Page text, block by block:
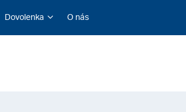
Dovolenka O nás